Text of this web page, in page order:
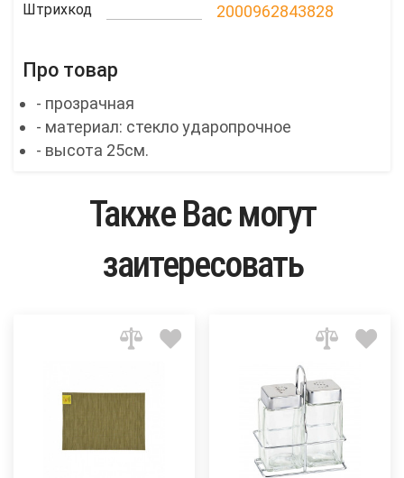
Штрихкод 2000962843828
Про товар
- прозрачная
- материал: стекло ударопрочное
- высота 25см.
Также Вас могут
заитересовать